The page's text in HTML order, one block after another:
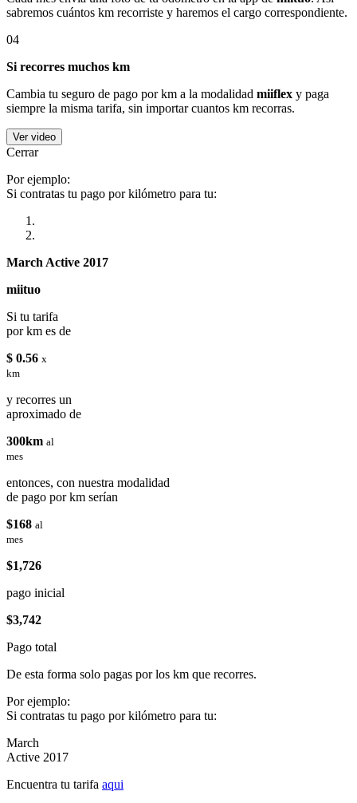
sabremos cuántos km recorriste y haremos el cargo correspondiente.
04
Si recorres muchos km
Cambia tu seguro de pago por km a la modalidad miiflex y paga
siempre la misma tarifa, sin importar cuantos km recorras.
Ver video
Cerrar
Por ejemplo:
Si contratas tu pago por kilómetro para tu:
March Active 2017
miituo
Si tu tarifa
por km es de
$ 0.56 x
km
y recorres un
aproximado de
300km al
mes
entonces, con nuestra modalidad
de pago por km serían
$168 al
mes
$1,726
pago inicial
$3,742
Pago total
De esta forma solo pagas por los km que recorres.
Por ejemplo:
Si contratas tu pago por kilómetro para tu:
March
Active 2017
Encuentra tu tarifa aqui